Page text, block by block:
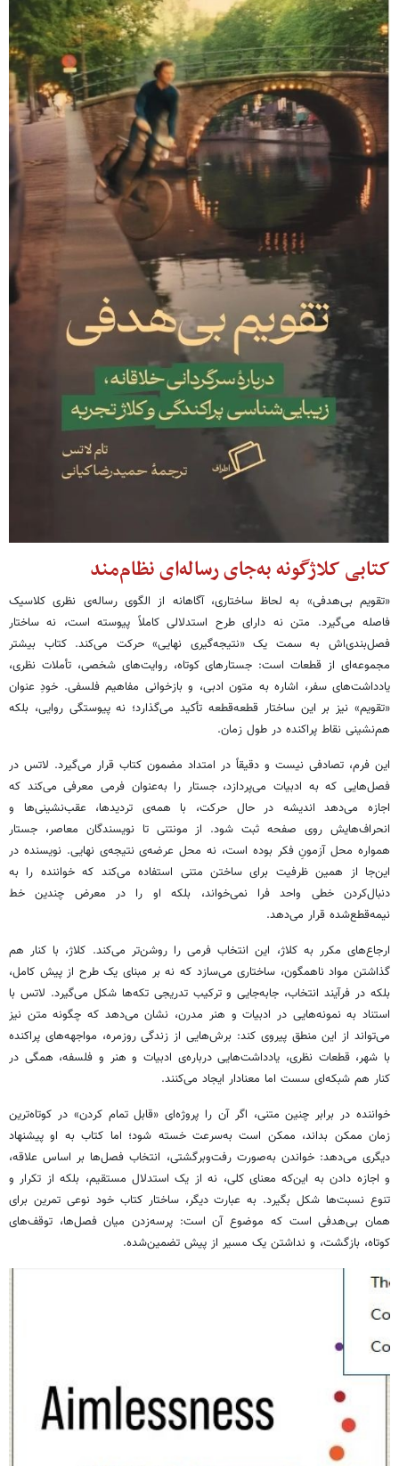
کتابی کلاژگونه به‌جای رساله‌ای نظام‌مند
«تقویم بی‌هدفی» به لحاظ ساختاری، آگاهانه از الگوی رساله‌ی نظری کلاسیک
فاصله می‌گیرد. متن نه دارای طرح استدلالی کاملاً پیوسته است، نه ساختار
فصل‌بندی‌اش به سمت یک «نتیجه‌گیری نهایی» حرکت می‌کند. کتاب بیشتر
مجموعه‌ای از قطعات است: جستارهای کوتاه، روایت‌های شخصی، تأملات نظری،
یادداشت‌های سفر، اشاره به متون ادبی، و بازخوانی مفاهیم فلسفی. خودِ عنوان
«تقویم» نیز بر این ساختار قطعه‌قطعه تأکید می‌گذارد؛ نه پیوستگی روایی، بلکه
هم‌نشینی نقاط پراکنده در طول زمان.
این فرم، تصادفی نیست و دقیقاً در امتداد مضمون کتاب قرار می‌گیرد. لاتس در
فصل‌هایی که به ادبیات می‌پردازد، جستار را به‌عنوان فرمی معرفی می‌کند که
اجازه می‌دهد اندیشه در حال حرکت، با همه‌ی تردیدها، عقب‌نشینی‌ها و
انحراف‌هایش روی صفحه ثبت شود. از مونتنی تا نویسندگان معاصر، جستار
همواره محل آزمونِ فکر بوده است، نه محل عرضه‌ی نتیجه‌ی نهایی. نویسنده در
این‌جا از همین ظرفیت برای ساختن متنی استفاده می‌کند که خواننده را به
دنبال‌کردن خطی واحد فرا نمی‌خواند، بلکه او را در معرض چندین خط
نیمه‌قطع‌شده قرار می‌دهد.
ارجاع‌های مکرر به کلاژ، این انتخاب فرمی را روشن‌تر می‌کند. کلاژ، با کنار هم
گذاشتن مواد ناهمگون، ساختاری می‌سازد که نه بر مبنای یک طرح از پیش کامل،
بلکه در فرآیند انتخاب، جابه‌جایی و ترکیب تدریجی تکه‌ها شکل می‌گیرد. لاتس با
استناد به نمونه‌هایی در ادبیات و هنر مدرن، نشان می‌دهد که چگونه متن نیز
می‌تواند از این منطق پیروی کند: برش‌هایی از زندگی روزمره، مواجهه‌های پراکنده
با شهر، قطعات نظری، یادداشت‌هایی درباره‌ی ادبیات و هنر و فلسفه، همگی در
کنار هم شبکه‌ای سست اما معنادار ایجاد می‌کنند.
خواننده در برابر چنین متنی، اگر آن را پروژه‌ای «قابل تمام کردن» در کوتاه‌ترین
زمان ممکن بداند، ممکن است به‌سرعت خسته شود؛ اما کتاب به او پیشنهاد
دیگری می‌دهد: خواندن به‌صورت رفت‌وبرگشتی، انتخاب فصل‌ها بر اساس علاقه،
و اجازه دادن به این‌که معنای کلی، نه از یک استدلال مستقیم، بلکه از تکرار و
تنوع نسبت‌ها شکل بگیرد. به عبارت دیگر، ساختار کتاب خود نوعی تمرین برای
همان بی‌هدفی است که موضوع آن است: پرسه‌زدن میان فصل‌ها، توقف‌های
کوتاه، بازگشت، و نداشتن یک مسیر از پیش تضمین‌شده.